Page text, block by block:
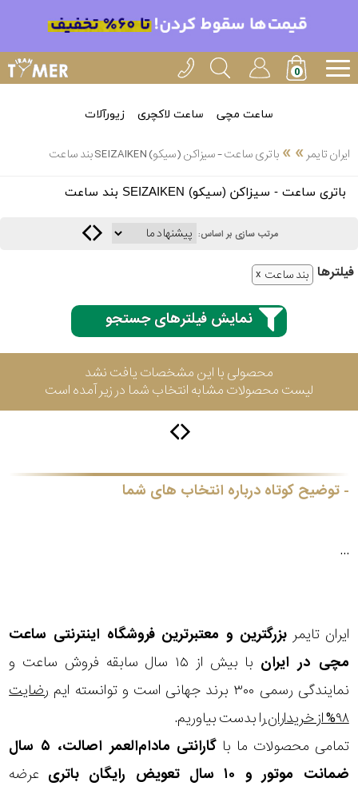
ساعت مچی ساعت لاکچری زیورآلات
ایران تایمر »
» باتری ساعت - سیزاکن (سیکو) SEIZAIKEN بند ساعت
باتری ساعت - سیزاکن (سیکو) SEIZAIKEN بند ساعت
مرتب سازی بر اساس:
فیلتر‌ها بند ساعت
نمایش فیلترهای جستجو
محصولی با این مشخصات یافت نشد
لیست محصولات مشابه انتخاب شما در زیر آمده است
توضیح کوتاه درباره انتخاب های شما
...
ایران تایمر بزرگترین و معتبرترین فروشگاه اینترنتی ساعت
مچی در ایران
با بیش از ۱۵ سال سابقه فروش ساعت و
نمایندگی رسمی ۳۰۰ برند جهانی است و توانسته ایم
رضایت
۹۸% از خریداران
را بدست بیاوریم.
تمامی محصولات ما با
گارانتی مادام‌العمر اصالت، ۵ سال
ضمانت موتور و ۱۰ سال تعویض رایگان باتری
عرضه
انتخاب
بین 3
3
پی
باتری
هایتون
بیشتر...
نوع
محصولبند
نمایش
بیشتر...
جنس